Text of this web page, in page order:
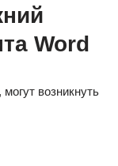
Word
возникнуть